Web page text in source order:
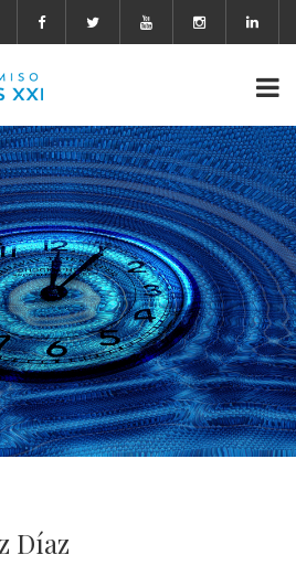
Dí­az